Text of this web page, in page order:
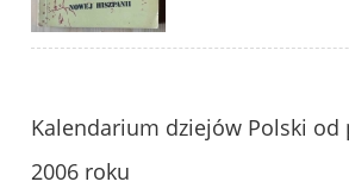
Kalendarium dziejów Polski
2006 roku